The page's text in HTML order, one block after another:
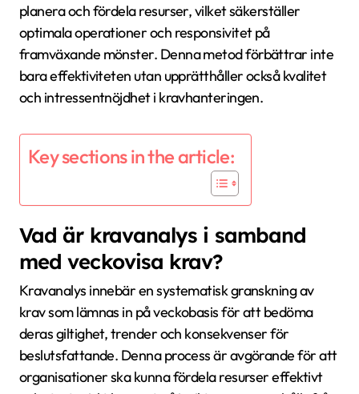
planera och fördela resurser, vilket säkerställer
optimala operationer och responsivitet på
framväxande mönster. Denna metod förbättrar inte
bara effektiviteten utan upprätthåller också kvalitet
och intressentnöjdhet i kravhanteringen.
Key sections in the article:
Vad är kravanalys i samband
med veckovisa krav?
Kravanalys innebär en systematisk granskning av
krav som lämnas in på veckobasis för att bedöma
deras giltighet, trender och konsekvenser för
beslutsfattande. Denna process är avgörande för att
organisationer ska kunna fördela resurser effektivt